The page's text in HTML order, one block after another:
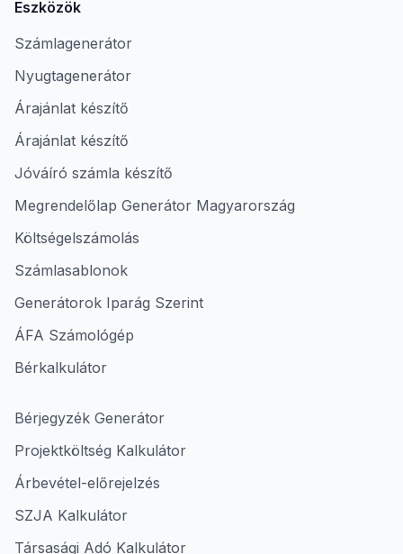
Eszközök
Számlagenerátor
Nyugtagenerátor
Árajánlat készítő
Árajánlat készítő
Jóváíró számla készítő
Megrendelőlap Generátor Magyarország
Költségelszámolás
Számlasablonok
Generátorok Iparág Szerint
ÁFA Számológép
Bérkalkulátor
Bérjegyzék Generátor
Projektköltség Kalkulátor
Árbevétel-előrejelzés
SZJA Kalkulátor
Társasági Adó Kalkulátor